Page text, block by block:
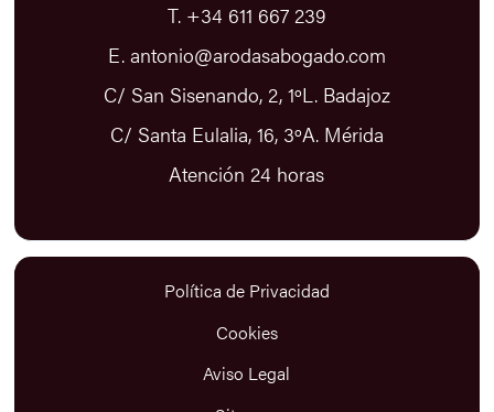
T. +34 611 667 239
E. antonio@arodasabogado.com
C/ San Sisenando, 2, 1ºL. Badajoz
C/ Santa Eulalia, 16, 3ºA. Mérida
Atención 24 horas
Política de Privacidad
Cookies
Aviso Legal